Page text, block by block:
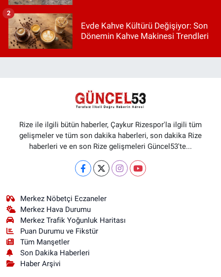
Evde Kahve Kültürü Değişiyor: Son
Dönemin Kahve Makinesi Trendleri
2
Rize ile ilgili bütün haberler, Çaykur Rizespor'la ilgili tüm
gelişmeler ve tüm son dakika haberleri, son dakika Rize
haberleri ve en son Rize gelişmeleri Güncel53'te...
Merkez Nöbetçi Eczaneler
Merkez Hava Durumu
Merkez Trafik Yoğunluk Haritası
Puan Durumu ve Fikstür
Tüm Manşetler
Son Dakika Haberleri
Haber Arşivi